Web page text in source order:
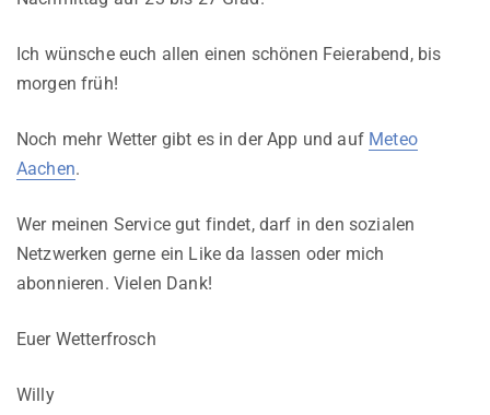
Ich wünsche euch allen einen schönen Feierabend, bis
morgen früh!
Noch mehr Wetter gibt es in der App und auf Meteo
Aachen.
Wer meinen Service gut findet, darf in den sozialen
Netzwerken gerne ein Like da lassen oder mich
abonnieren. Vielen Dank!
Euer Wetterfrosch
Willy